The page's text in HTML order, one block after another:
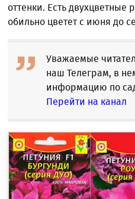
оттенки. Есть двухцветные
обильно цветет с июня до
Уважаемые
наш Телеграм, в
информацию по
Перейти на канал